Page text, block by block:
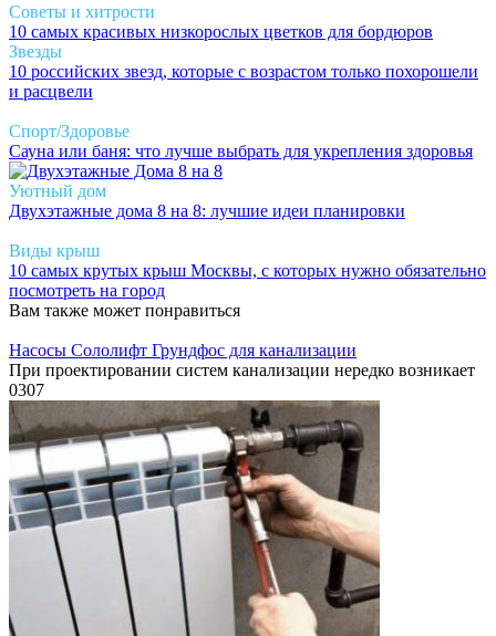
Советы и хитрости
10 самых красивых низкорослых цветков для бордюров
Звезды
10 российских звезд, которые с возрастом только похорошели
и расцвели
Спорт/Здоровье
Сауна или баня: что лучше выбрать для укрепления здоровья
Уютный дом
Двухэтажные дома 8 на 8: лучшие идеи планировки
Виды крыш
10 самых крутых крыш Москвы, с которых нужно обязательно
посмотреть на город
Вам также может понравиться
Насосы Сололифт Грундфос для канализации
При проектировании систем канализации нередко возникает
0307